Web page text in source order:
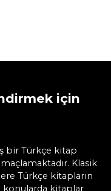
için
bir Türkçe kitap
Klasik
Türkçe kitapların
konularda kitaplar